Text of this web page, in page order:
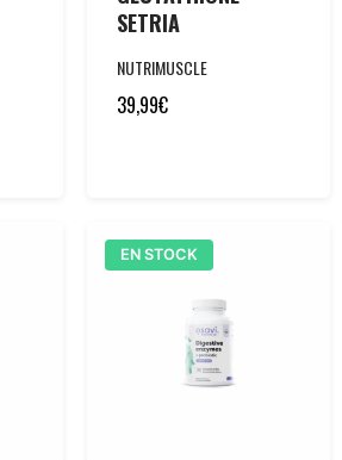
SETRIA
NUTRIMUSCLE
39,99€
EN STOCK